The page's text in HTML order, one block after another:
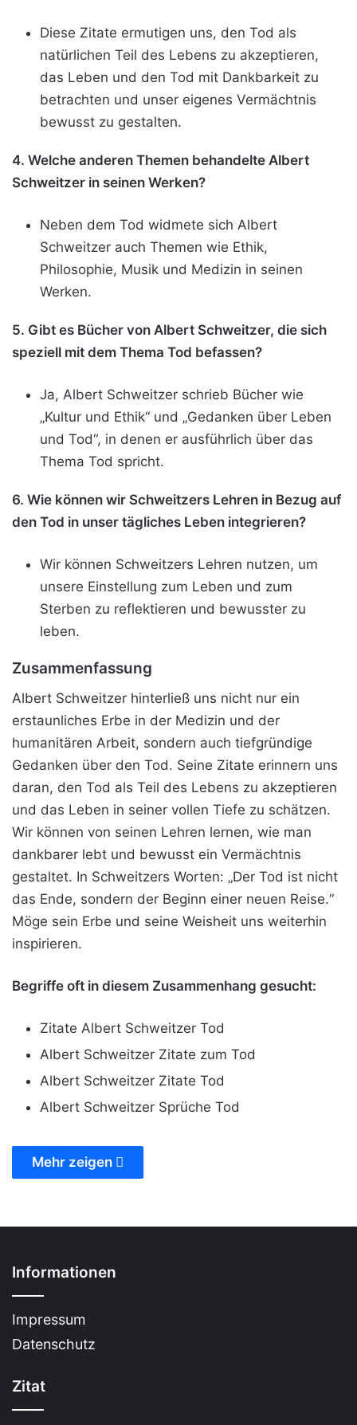
Diese Zitate ermutigen uns, den Tod als
natürlichen Teil des Lebens zu akzeptieren,
das Leben und den Tod mit Dankbarkeit zu
betrachten und unser eigenes Vermächtnis
bewusst zu gestalten.
4. Welche anderen Themen behandelte Albert
Schweitzer in seinen Werken?
Neben dem Tod widmete sich Albert
Schweitzer auch Themen wie Ethik,
Philosophie, Musik und Medizin in seinen
Werken.
5. Gibt es Bücher von Albert Schweitzer, die sich
speziell mit dem Thema Tod befassen?
Ja, Albert Schweitzer schrieb Bücher wie
„Kultur und Ethik“ und „Gedanken über Leben
und Tod“, in denen er ausführlich über das
Thema Tod spricht.
6. Wie können wir Schweitzers Lehren in Bezug auf
den Tod in unser tägliches Leben integrieren?
Wir können Schweitzers Lehren nutzen, um
unsere Einstellung zum Leben und zum
Sterben zu reflektieren und bewusster zu
leben.
Zusammenfassung
Albert Schweitzer hinterließ uns nicht nur ein
erstaunliches Erbe in der Medizin und der
humanitären Arbeit, sondern auch tiefgründige
Gedanken über den Tod. Seine Zitate erinnern uns
daran, den Tod als Teil des Lebens zu akzeptieren
und das Leben in seiner vollen Tiefe zu schätzen.
Wir können von seinen Lehren lernen, wie man
dankbarer lebt und bewusst ein Vermächtnis
gestaltet. In Schweitzers Worten: „Der Tod ist nicht
das Ende, sondern der Beginn einer neuen Reise.“
Möge sein Erbe und seine Weisheit uns weiterhin
inspirieren.
Begriffe oft in diesem Zusammenhang gesucht:
Zitate Albert Schweitzer Tod
Albert Schweitzer Zitate zum Tod
Albert Schweitzer Zitate Tod
Albert Schweitzer Sprüche Tod
Mehr zeigen
Informationen
Impressum
Datenschutz
Zitat